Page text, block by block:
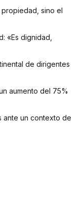
propiedad, sino el
«Es dignidad,
de dirigentes
aumento del 75%
ante un contexto de